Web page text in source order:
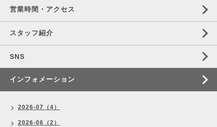
営業時間・アクセス
スタッフ紹介
SNS
インフォメーション
2026-07（4）
2026-06（2）